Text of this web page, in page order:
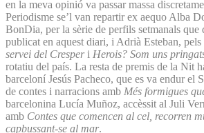
en la meva opinió va passar massa
Periodisme se’l van repartir ex aequo Alba
BonDia, per la sèrie de perfils setmanals que
publicat en aquest diari, i Adrià Esteban, pels
servei del Cresperi Herois? Som uns
rotatiu del país. La resta de premis de la Nit
barceloní Jesús Pacheco, que es va endur el
de contes i narracions amb Més formigues
barcelonina Lucía Muñoz, accèssit al Juli
amb Contes que comencen al cel, recorren
capbussant-se al mar.